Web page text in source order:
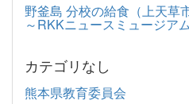
野釜島 分校の給食（上天草
～RKKニュースミュージア
カテゴリなし
熊本県教育委員会